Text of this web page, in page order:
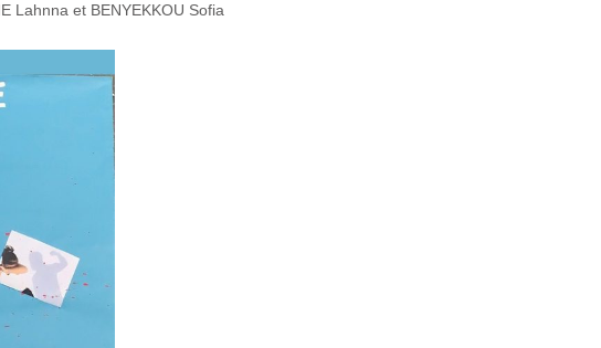
Lahnna et BENYEKKOU Sofia